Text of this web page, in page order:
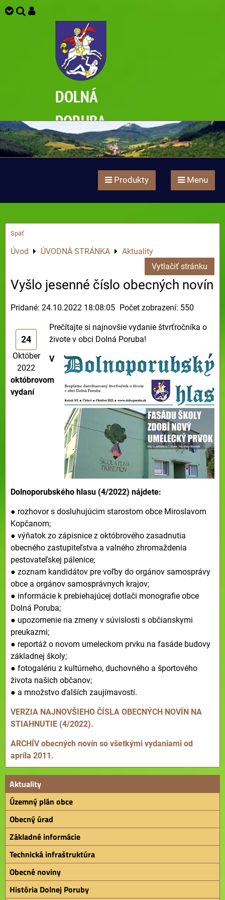
DOLNÁ
PORUBA
Produkty Menu
Späť
Úvod ÚVODNÁ STRÁNKA
Aktuality
Vytlačiť stránku
Vyšlo jesenné číslo obecných novín
Pridané: 24.10.2022 18:08:05 Počet zobrazení: 550
24
Október
2022
Prečítajte si najnovšie vydanie štvrťročníka o
živote v obci Dolná Poruba!
V
októbrovom
vydaní
Dolnoporubského hlasu (4/2022) nájdete:
● rozhovor s dosluhujúcim starostom obce Miroslavom
Kopčanom;
● výňatok zo zápisnice z októbrového zasadnutia
obecného zastupiteľstva a valného zhromaždenia
pestovateľskej pálenice;
● zoznam kandidátov pre voľby do orgánov samosprávy
obce a orgánov samosprávnych krajov;
● informácie k prebiehajúcej dotlači monografie obce
Dolná Poruba;
● upozornenie na zmeny v súvislosti s občianskymi
preukazmi;
● reportáž o novom umeleckom prvku na fasáde budovy
základnej školy;
● fotogalériu z kultúrneho, duchovného a športového
života našich občanov;
● a množstvo ďalších zaujímavostí.
VERZIA NAJNOVŠIEHO ČÍSLA OBECNÝCH NOVÍN NA
STIAHNUTIE (4/2022).
ARCHÍV obecných novín so všetkými vydaniami od
apríla 2011.
Aktuality
Územný plán obce
Obecný úrad
Základné informácie
Technická infraštruktúra
Obecné noviny
História Dolnej Poruby